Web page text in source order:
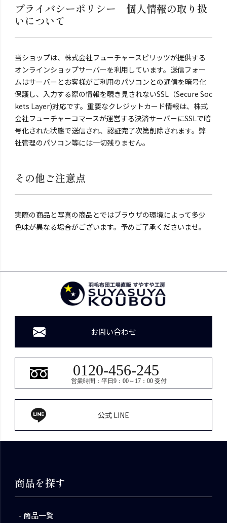
プライバシーポリシー 個人情報の取り扱
いについて
当ショップは、株式会社フューチャースピリッツが提供する
オンラインショップサーバーを利用しています。送信フォー
ムはサーバーとお客様がご利用のパソコンとの通信を暗号化
保護し、入力する際の情報を覗き見されないSSL（Secure Soc
kets Layer)対応です。重要なクレジットカード情報は、株式
会社フューチャーコマースが運営する決済サーバーにSSLで暗
号化された状態で送信され、認証完了次第削除されます。弊
社管理のパソコン等には一切残りません。
その他ご注意点
実際の商品と写真の商品とではブラウザの環境によって多少
色味が異なる場合がございます。予めご了承くださいませ。
お問い合わせ
0120-456-245
営業時間：平日9：00～17：00 受付
公式 LINE
商品を探す
商品一覧